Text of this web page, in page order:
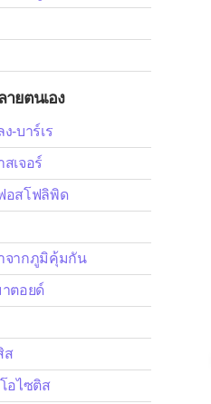
ยตนเอง
-บาร์เร
เจอร์
อสโฟลิพิด
จากภูมิคุ้มกัน
ตอยด์
ส
อไซติส